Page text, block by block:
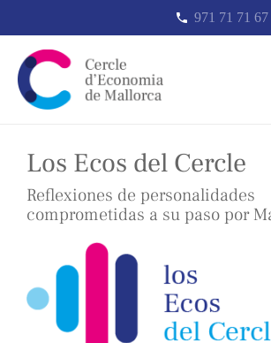
phone 971 71 71 67
Los Ecos del Cercle
Reflexiones de personalidades
comprometidas a su paso por